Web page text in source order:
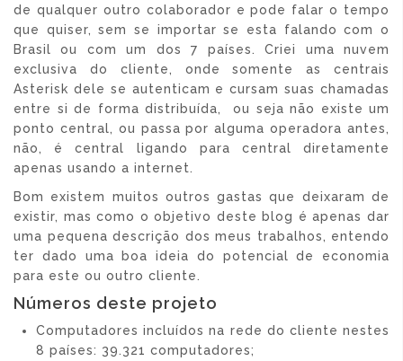
de qualquer outro colaborador e pode falar o tempo
que quiser, sem se importar se esta falando com o
Brasil ou com um dos 7 países. Criei uma nuvem
exclusiva do cliente, onde somente as centrais
Asterisk dele se autenticam e cursam suas chamadas
entre si de forma distribuída, ou seja não existe um
ponto central, ou passa por alguma operadora antes,
não, é central ligando para central diretamente
apenas usando a internet.
Bom existem muitos outros gastas que deixaram de
existir, mas como o objetivo deste blog é apenas dar
uma pequena descrição dos meus trabalhos, entendo
ter dado uma boa ideia do potencial de economia
para este ou outro cliente.
Números deste projeto
Computadores incluídos na rede do cliente nestes
8 países: 39.321 computadores;